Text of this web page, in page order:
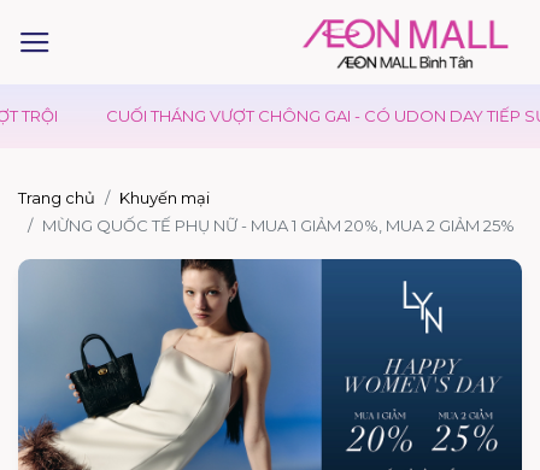
CUỐI THÁNG VƯỢT CHÔNG GAI - CÓ UDON DAY TIẾP SỨC
Trang chủ
Khuyến mại
MỪNG QUỐC TẾ PHỤ NỮ - MUA 1 GIẢM 20%, MUA 2 GIẢM 25%